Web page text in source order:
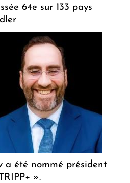
64e sur 133 pays
a été nommé président
».